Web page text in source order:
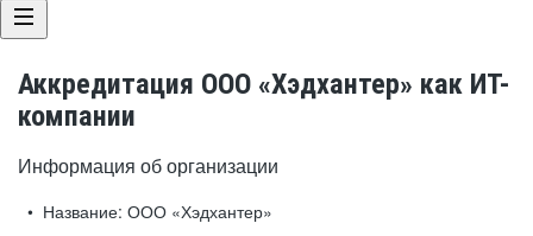
Аккредитация ООО «Хэдхантер» как ИТ-
компании
Информация об организации
Название: ООО «Хэдхантер»